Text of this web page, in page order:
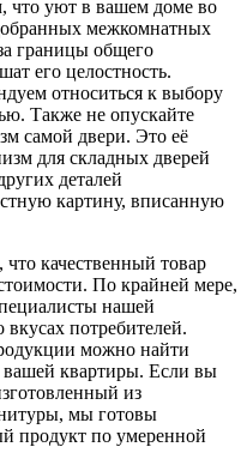
что уют в вашем доме во
межкомнатных
границы общего
его целостность.
относиться к выбору
Также не опускайте
самой двери. Это её
для складных дверей
деталей
картину, вписанную
качественный товар
По крайней мере,
нашей
потребителей.
можно найти
вашей квартиры. Если вы
из
мы готовы
продукт по умеренной